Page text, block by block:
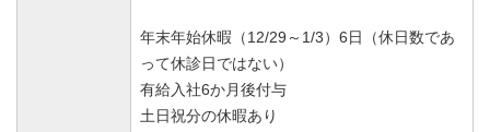
年末年始休暇（12/29～1/3）6日（休日数であ
って休診日ではない）
有給入社6か月後付与
土日祝分の休暇あり